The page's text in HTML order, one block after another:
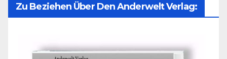
Zu Beziehen Über Den Anderwelt Verlag: